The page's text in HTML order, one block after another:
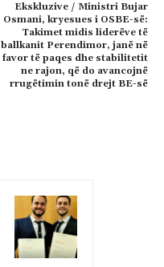
Ekskluzive / Ministri Bujar
Osmani, kryesues i OSBE-së:
Takimet midis liderëve të
ballkanit Perendimor, janë në
favor të paqes dhe stabilitetit
ne rajon, që do avancojnë
rrugëtimin tonë drejt BE-së